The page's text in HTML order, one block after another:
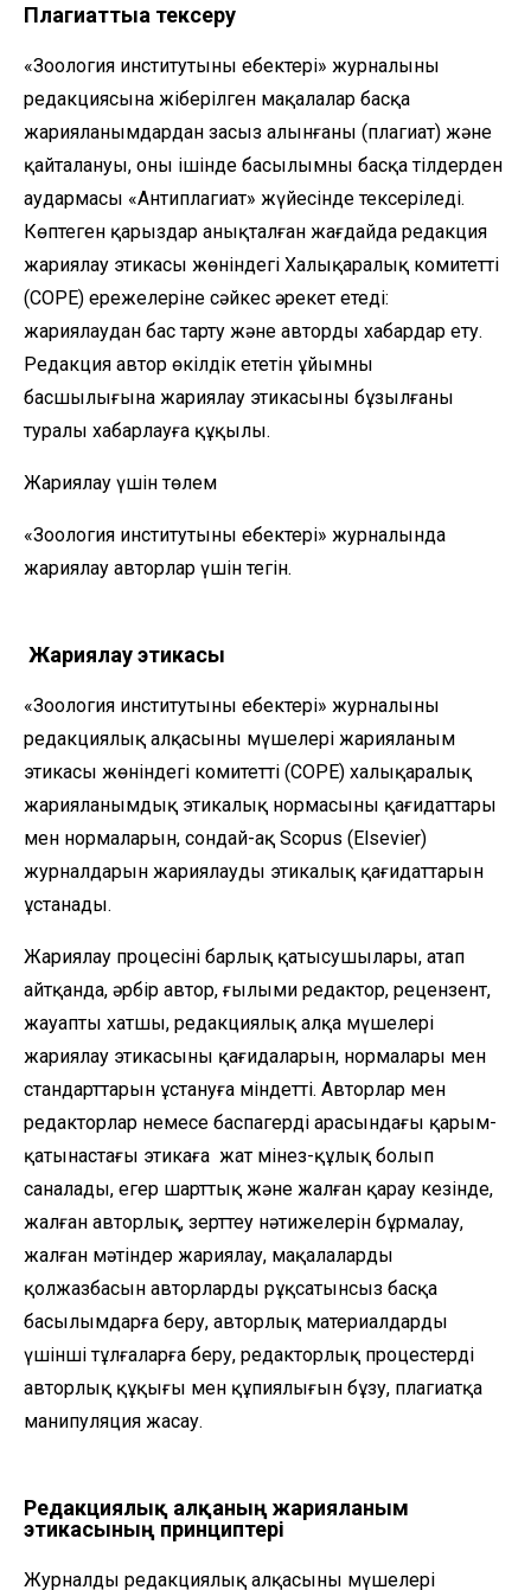
Плагиаттыққа тексеру
«Зоология институтының еңбектері» журналының
редакциясына жіберілген мақалалар басқа
жарияланымдардан заңсыз алынғаны (плагиат) және
қайталануы, оның ішінде басылымның басқа тілдерден
аудармасы «Антиплагиат» жүйесінде тексеріледі.
Көптеген қарыздар анықталған жағдайда редакция
жариялау этикасы жөніндегі Халықаралық комитеттің
(COPE) ережелеріне сәйкес әрекет етеді:
жариялаудан бас тарту және авторды хабардар ету.
Редакция автор өкілдік ететін ұйымның
басшылығына жариялау этикасының бұзылғаны
туралы хабарлауға құқылы.
Жариялау үшін төлем
«Зоология институтының еңбектері» журналында
жариялау авторлар үшін тегін.
Жариялау этикасы
«Зоология институтының еңбектері» журналының
редакциялық алқасының мүшелері жарияланым
этикасы жөніндегі комитеттің (СОРЕ) халықаралық
жарияланымдық этикалық нормасының қағидаттары
мен нормаларын, сондай-ақ Scopus (Elsevier)
журналдарын жариялаудың этикалық қағидаттарын
ұстанады.
Жариялау процесінің барлық қатысушылары, атап
айтқанда, әрбір автор, ғылыми редактор, рецензент,
жауапты хатшы, редакциялық алқа мүшелері
жариялау этикасының қағидаларын, нормалары мен
стандарттарын ұстануға міндетті. Авторлар мен
редакторлар немесе баспагердің арасындағы қарым-
қатынастағы этикаға жат мінез-құлық болып
саналады, егер шарттық және жалған қарау кезінде,
жалған авторлық, зерттеу нәтижелерін бұрмалау,
жалған мәтіндер жариялау, мақалалардың
қолжазбасын авторлардың рұқсатынсыз басқа
басылымдарға беру, авторлық материалдарды
үшінші тұлғаларға беру, редакторлық процестердің
авторлық құқығы мен құпиялығын бұзу, плагиатқа
манипуляция жасау.
Редакциялық алқаның жарияланым
этикасының принциптері
Журналдың редакциялық алқасының мүшелері